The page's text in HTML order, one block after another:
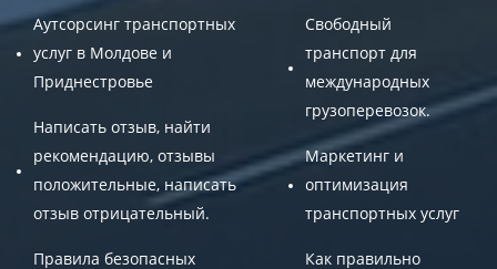
Аутсорсинг транспортных
услуг в Молдове и
Приднестровье
Написать отзыв, найти
рекомендацию, отзывы
положительные, написать
отзыв отрицательный.
Правила безопасных
Свободный
транспорт для
международных
грузоперевозок.
Маркетинг и
оптимизация
транспортных услуг
Как правильно